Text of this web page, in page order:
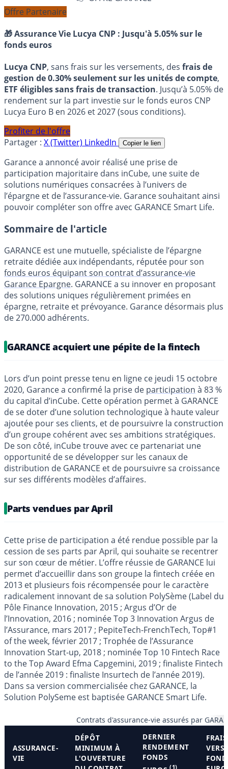
Offre Partenaire
🎁 Assurance Vie Lucya CNP : Jusqu'à 5.05% sur le
fonds euros
Lucya CNP, sans frais sur les versements, des frais de
gestion de 0.30% seulement sur les unités de compte,
ETF éligibles sans frais de transaction. Jusqu’à 5.05% de
rendement sur la part investie sur le fonds euros CNP
Lucya Euro B en 2026 et 2027 (sous conditions).
Profiter de l'offre
Partager : X (Twitter) LinkedIn Copier le lien
Garance a annoncé avoir réalisé une prise de
participation majoritaire dans inCube, une suite de
solutions numériques consacrées à l’univers de
l’épargne et de l’assurance-vie. Garance souhaitant ainsi
pouvoir compléter son offre avec GARANCE Smart Life.
Sommaire de l'article
GARANCE est une mutuelle, spécialiste de l’épargne
retraite dédiée aux indépendants, réputée pour son
fonds euros équipant son contrat d’assurance-vie
Garance Epargne. GARANCE a su innover en proposant
des solutions uniques régulièrement primées en
épargne, retraite et prévoyance. Garance désormais plus
de 270.000 adhérents.
GARANCE acquiert une pépite de la fintech
Lors d’un point presse tenu en ligne ce jeudi 15 octobre
2020, Garance a confirmé la prise de participation à 83 %
du capital d’inCube. Cette opération permet à GARANCE
de se doter d’une solution technologique à haute valeur
ajoutée pour ses clients, et de poursuivre la construction
d’un groupe cohérent avec ses ambitions stratégiques.
De son côté, inCube trouve avec ce partenariat une
opportunité de se développer sur les canaux de
distribution de GARANCE et de poursuivre sa croissance
sur ses différents modèles d’affaires.
Parts vendues par April
Cette prise de participation a été rendue possible par la
cession de ses parts par April, qui souhaite se recentrer
sur son cœur de métier. L’offre réussie de GARANCE lui
permet d’accueillir dans son groupe la fintech créée en
2013 et plusieurs fois récompensée pour le caractère
radicalement innovant de sa solution PolySème (Label du
Pôle Finance Innovation, 2015 ; Argus d’Or de
l’Innovation, 2016 ; nominée Top 3 Innovation Argus de
l’Assurance, mars 2017 ; PepiteTech-FrenchTech, Top#1
of the week, février 2017 ; Trophée de l’Assurance
Innovation Start-up, 2018 ; nominée Top 10 Fintech Race
to the Top Award Efma Capgemini, 2019 ; finaliste Fintech
de l’année 2019 : finaliste Insurtech de l’année 2019).
Dans sa version commercialisée chez GARANCE, la
Solution PolySeme est baptisée GARANCE Smart Life.
Contrats d'assurance-vie assurés par
ASSURANCE-
VIE
DÉPÔT
MINIMUM À
L'OUVERTURE
DERNIER
RENDEMENT
FONDS
(1)